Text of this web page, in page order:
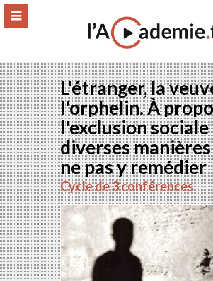
Aller
MENU
L'étranger, la
l'orphelin. À
l'exclusion sociale
diverses
ne pas y remédier
Cycle de 3 conférences